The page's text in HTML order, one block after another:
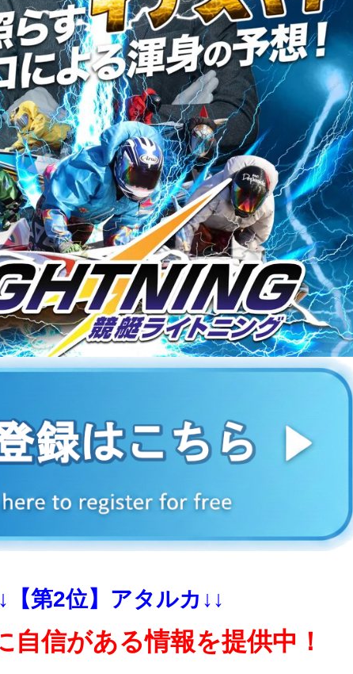
【第2位】アタルカ↓↓
自信がある情報を提供中！